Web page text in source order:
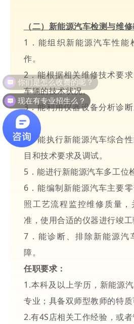
（二）新能源汽车检测与维
1．能组织新能源汽车性能
作。
2．能根据相关维修技术要
车辆的技术状况。
3．能利用仪器设备分析诊
障。
4．能执行新能源汽车综合
目和技术要求及调试。
5．能进行新能源汽车多工位
6．能编制新能源汽车主要
照工艺流程监控维修质量
准，使用合适的仪器进行竣工
7．能诊断、排除新能源汽
障。
任职要求：
1.本科及以上学历，新能源
专业；具备双师型教师的特质
2.有4S店相关工作经验，或者
你们是怎么收费的呢？
现在有专业招生么？